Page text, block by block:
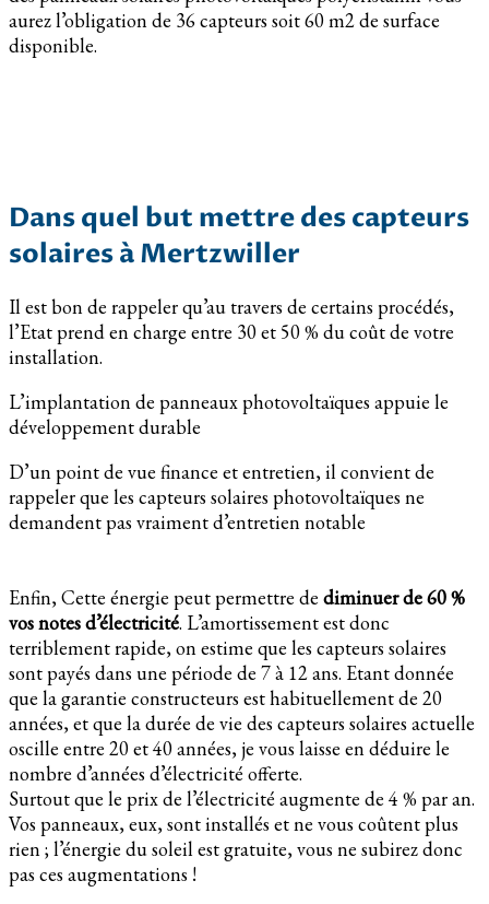
aurez l’obligation de 36 capteurs soit 60 m2 de surface
disponible.
Dans quel but mettre des capteurs
solaires à Mertzwiller
Il est bon de rappeler qu’au travers de certains procédés,
l’Etat prend en charge entre 30 et 50 % du coût de votre
installation.
L’implantation de panneaux photovoltaïques appuie le
développement durable
D’un point de vue finance et entretien, il convient de
rappeler que les capteurs solaires photovoltaïques ne
demandent pas vraiment d’entretien notable
Enfin, Cette énergie peut permettre de diminuer de 60 %
vos notes d’électricité. L’amortissement est donc
terriblement rapide, on estime que les capteurs solaires
sont payés dans une période de 7 à 12 ans. Etant donnée
que la garantie constructeurs est habituellement de 20
années, et que la durée de vie des capteurs solaires actuelle
oscille entre 20 et 40 années, je vous laisse en déduire le
nombre d’années d’électricité offerte.
Surtout que le prix de l’électricité augmente de 4 % par an.
Vos panneaux, eux, sont installés et ne vous coûtent plus
rien ; l’énergie du soleil est gratuite, vous ne subirez donc
pas ces augmentations !